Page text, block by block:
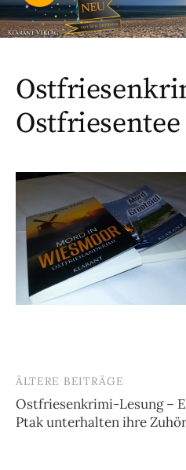
Ostfriesentee
Beitragsnavigation
ÄLTERE BEITRÄGE
Ostfriesenkrimi-Lesung –
Ptak unterhalten ihre